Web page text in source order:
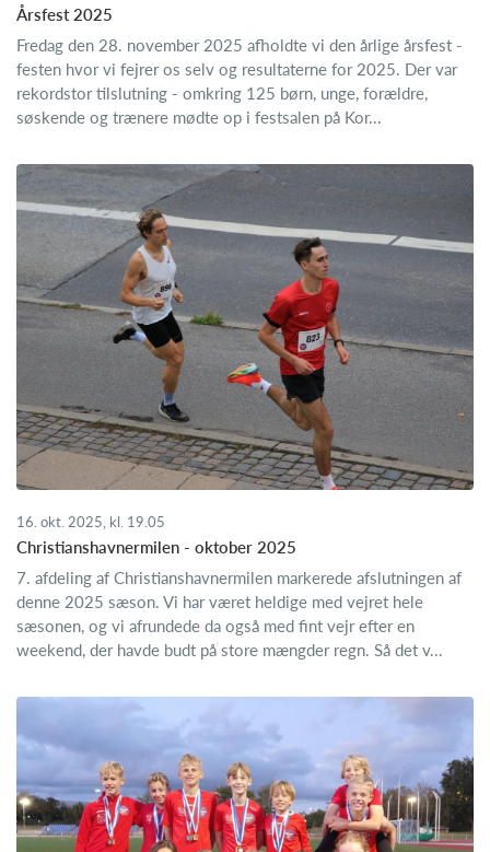
Årsfest 2025
Fredag den 28. november 2025 afholdte vi den årlige årsfest -
festen hvor vi fejrer os selv og resultaterne for 2025. Der var
rekordstor tilslutning - omkring 125 børn, unge, forældre,
søskende og trænere mødte op i festsalen på Kor...
16. okt. 2025, kl. 19.05
Christianshavnermilen - oktober 2025
7. afdeling af Christianshavnermilen markerede afslutningen af
denne 2025 sæson. Vi har været heldige med vejret hele
sæsonen, og vi afrundede da også med fint vejr efter en
weekend, der havde budt på store mængder regn. Så det v...